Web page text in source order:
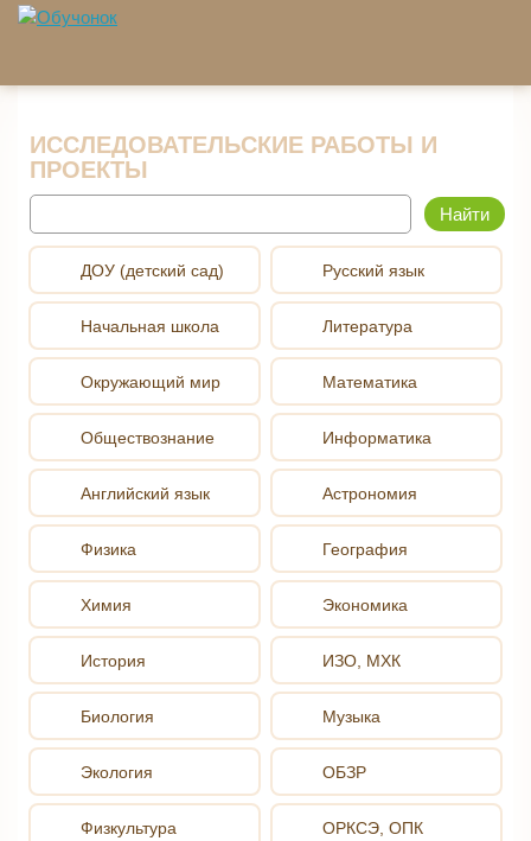
Перейти к основному содержанию
ИССЛЕДОВАТЕЛЬСКИЕ РАБОТЫ И
ПРОЕКТЫ
ДОУ (детский сад)
Начальная школа
Окружающий мир
Обществознание
Английский язык
Русский язык
Литература
Математика
Информатика
Астрономия
Физика
Химия
История
Биология
Экология
География
Экономика
ИЗО, МХК
Музыка
ОБЗР
Физкультура ОРКСЭ, ОПК